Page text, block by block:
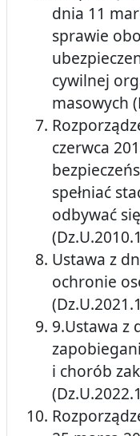
dnia 11
sprawie
cywilnej
masowych
czerwca
spełniać
odbywać
Ustawa z
ochronie
9.Ustawa z
i chorób